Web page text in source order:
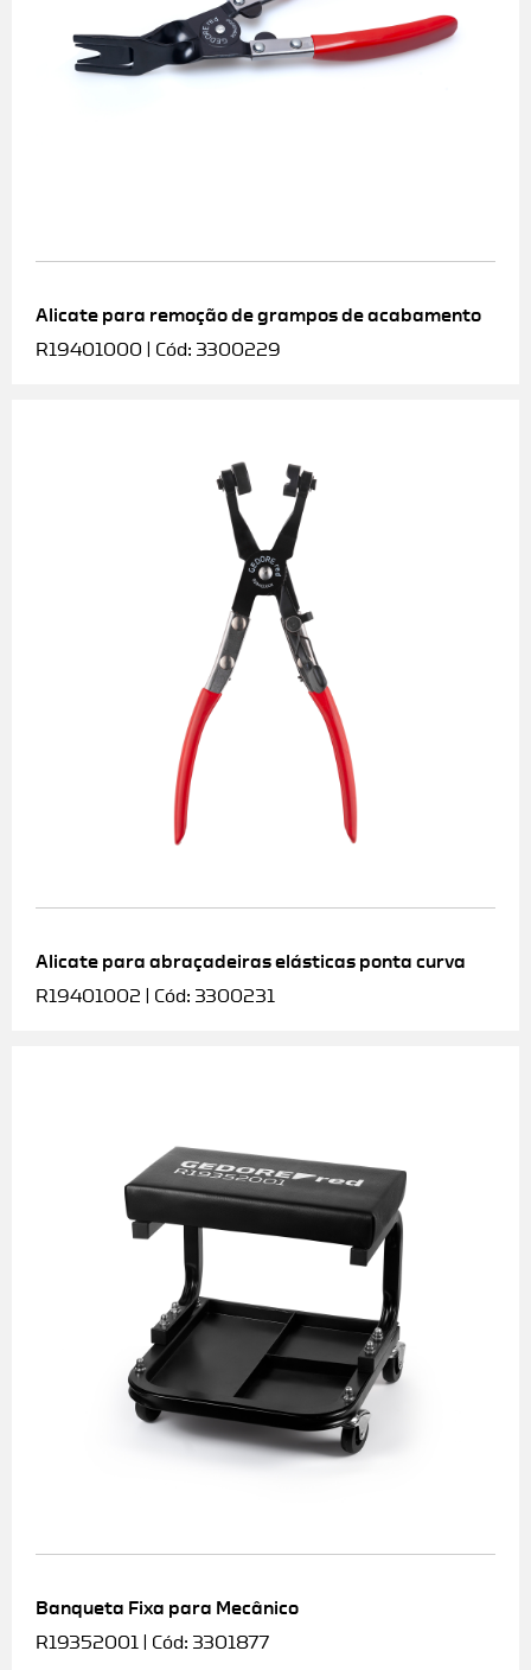
Alicate para remoção de grampos de acabamento
R19401000 | Cód: 3300229
Alicate para abraçadeiras elásticas ponta curva
R19401002 | Cód: 3300231
Banqueta Fixa para Mecânico
R19352001 | Cód: 3301877